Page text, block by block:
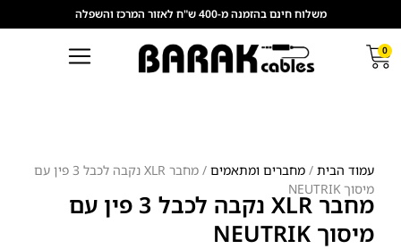
משלוח חינם בהזמנה מ-400 ש"ח לאזור המרכז והשפלה
0
עמוד הבית / מחברים ומתאמים
/ מחבר XLR נקבה לכבל 3 פין עם
מיסוך NEUTRIK
מחבר XLR נקבה לכבל 3 פין עם
מיסוך NEUTRIK